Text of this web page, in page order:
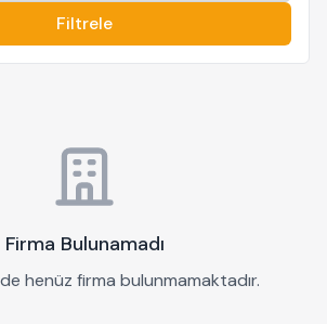
Filtrele
Firma Bulunamadı
henüz firma bulunmamaktadır.